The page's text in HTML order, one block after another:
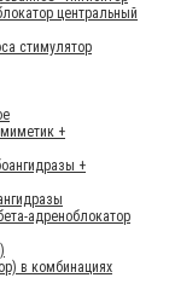
центральный
стимулятор
+
+
адреноблокатор
в комбинациях